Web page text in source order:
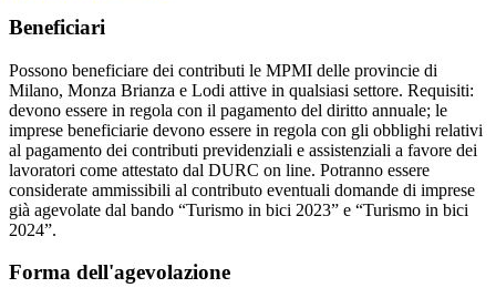
Beneficiari
Possono beneficiare dei contributi le MPMI delle provincie di
Milano, Monza Brianza e Lodi attive in qualsiasi settore. Requisiti:
devono essere in regola con il pagamento del diritto annuale; le
imprese beneficiarie devono essere in regola con gli obblighi relativi
al pagamento dei contributi previdenziali e assistenziali a favore dei
lavoratori come attestato dal DURC on line. Potranno essere
considerate ammissibili al contributo eventuali domande di imprese
già agevolate dal bando “Turismo in bici 2023” e “Turismo in bici
2024”.
Forma dell'agevolazione